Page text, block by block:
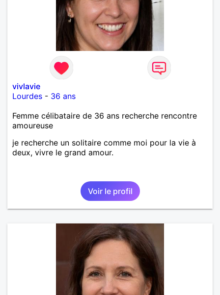
vivlavie
Lourdes - 36 ans
Femme célibataire de 36 ans recherche rencontre
amoureuse
je recherche un solitaire comme moi pour la vie à
deux, vivre le grand amour.
Voir le profil